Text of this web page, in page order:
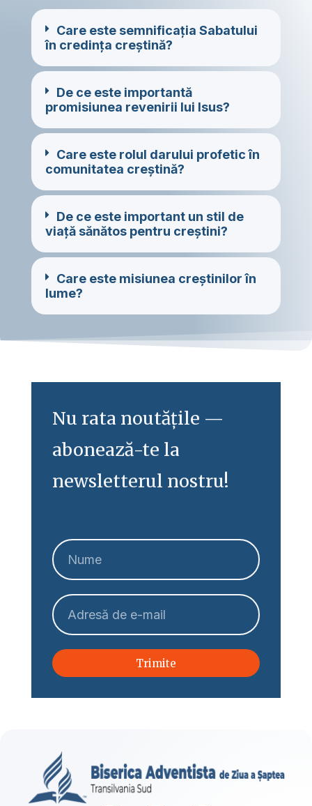
Care este semnificația Sabatului
în credința creștină?
De ce este importantă
promisiunea revenirii lui Isus?
Care este rolul darului profetic în
comunitatea creștină?
De ce este important un stil de
viață sănătos pentru creștini?
Care este misiunea creștinilor în
lume?
Nu rata noutățile —
abonează-te la
newsletterul nostru!
Trimite